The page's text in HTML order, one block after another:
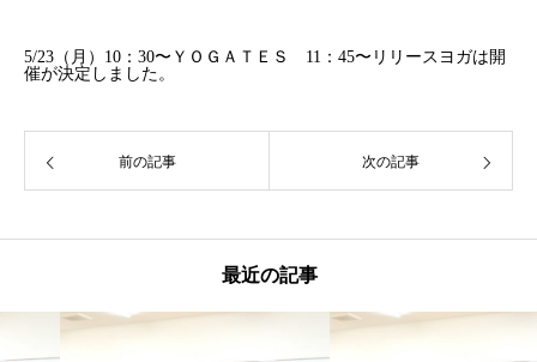
5/23（月）10：30〜ＹＯＧＡＴＥＳ 11：45〜リリースヨガは開
催が決定しました。
前の記事 次の記事
最近の記事